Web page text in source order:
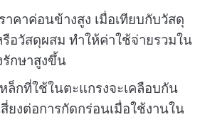
าคาค่อนข้างสูง เมื่อเทียบกับวัสดุ
อวัสดุผสม ทำให้ค่าใช้จ่ายรวมใน
รักษาสูงขึ้น
ล็กที่ใช้ในตะแกรงจะเคลือบกัน
ยงต่อการกัดกร่อนเมื่อใช้งานใน